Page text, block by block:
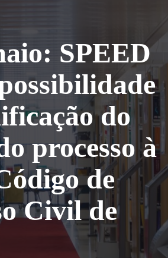
SPEED
do
processo à
de
Civil de